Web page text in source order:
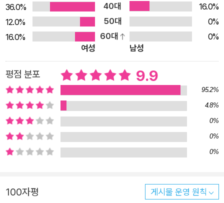
“안녕! 나는 수면마녀야. 너를 환상의 나라, 드림랜드로 초대할
게!” 드림랜드에서는 아무것도 하지 않고 그저 잠만 자면 된대요.
자면서 꿈을 꾸면 뭐든 원하는 대로 이루어진대요. 수면마녀의 말
셔틀 나무늘보 또자, 다을이 후드 티에 숨은 게임토끼는 힘을 모
아 수면마녀의 무시무시한 계획을 하나둘 파헤치기 시작해요. 다
을이와 친구들은 드림랜드의 비밀을 밝혀낼 수 있을까요? 드림
랜드에서 펼쳐지는 신나고도 아찔한 모험에 여러분을 초대합니
다. 자면서 꾸는 꿈 VS. 희망이 담긴 꿈 꿈꾸는 어린이를 위한 마
법 같은 동화 ‘꿈’에는 ‘자면서 꾸는 꿈’이라는 뜻과 ‘노력하여 이
루어 내는 꿈’이라는 뜻이 있어요. 이처럼 한 단어가 여러 가지 뜻
뭐든 원하는 대로 이루어져요. 내가 좋아하는 게임 속에 들어갈
36.0%
40대
16.0%
12.0%
50대
0%
16.0%
60대
0%
여성
남성
평점 분포 9.9
95.2%
4.8%
0%
0%
0%
100자평 게시물 운영 원칙